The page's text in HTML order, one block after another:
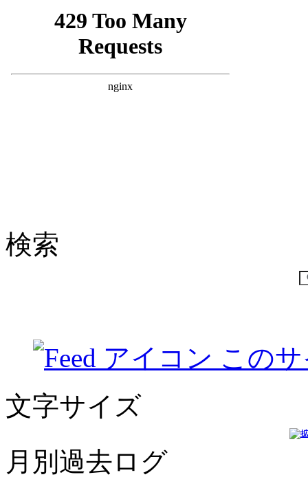
検索
この
文字サイズ
月別過去ログ